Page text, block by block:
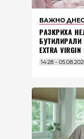
ВАЖНО
РАЗКРИХА
БУТИЛИРАЛИ
EXTRA
14:28 -